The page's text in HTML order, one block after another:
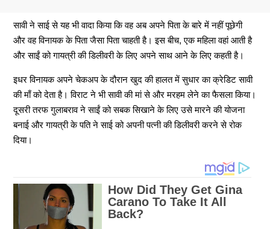
सावी ने साई से यह भी वादा किया कि वह अब अपने पिता के बारे में नहीं पूछेगी
और वह विनायक के पिता जैसा पिता चाहती है। इस बीच, एक महिला वहां आती है
और साईं को गायत्री की डिलीवरी के लिए अपने साथ आने के लिए कहती है।
इधर विनायक अपने चेकअप के दौरान खुद की हालत में सुधार का क्रेडिट सावी
की माँ को देता है। विराट ने भी सावी की मां से और मरहम लेने का फैसला किया।
दूसरी तरफ गुलाबराव ने साईं को सबक सिखाने के लिए उसे मारने की योजना
बनाई और गायत्री के पति ने साई को अपनी पत्नी की डिलीवरी करने से रोक
दिया।